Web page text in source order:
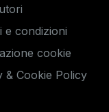
e condizioni
cookie
& Cookie Policy